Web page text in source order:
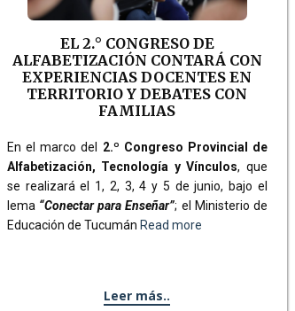
EL 2.° CONGRESO DE
ALFABETIZACIÓN CONTARÁ CON
EXPERIENCIAS DOCENTES EN
TERRITORIO Y DEBATES CON
FAMILIAS
En el marco del 2.º Congreso Provincial de
Alfabetización, Tecnología y Vínculos, que
se realizará el 1, 2, 3, 4 y 5 de junio, bajo el
lema “Conectar para Enseñar”; el Ministerio de
Educación de Tucumán Read more
Leer más..